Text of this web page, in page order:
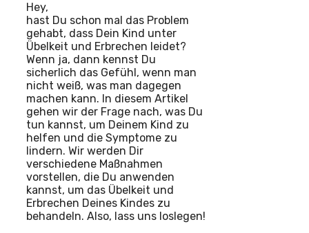
Hey,
hast Du schon mal das Problem
gehabt, dass Dein Kind unter
Übelkeit und Erbrechen leidet?
Wenn ja, dann kennst Du
sicherlich das Gefühl, wenn man
nicht weiß, was man dagegen
machen kann. In diesem Artikel
gehen wir der Frage nach, was Du
tun kannst, um Deinem Kind zu
helfen und die Symptome zu
lindern. Wir werden Dir
verschiedene Maßnahmen
vorstellen, die Du anwenden
kannst, um das Übelkeit und
Erbrechen Deines Kindes zu
behandeln. Also, lass uns loslegen!